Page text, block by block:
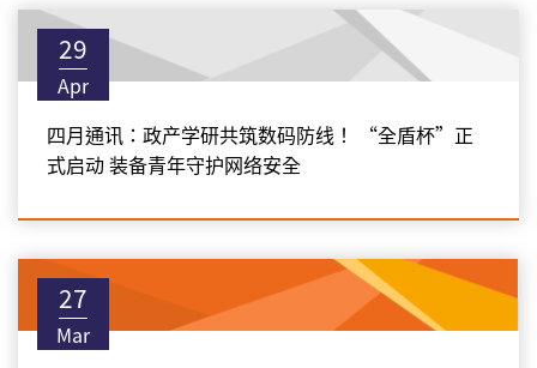
29
Apr
四月通讯：政产学研共筑数码防线！ “全盾杯”正
式启动 装备青年守护网络安全
27
Mar